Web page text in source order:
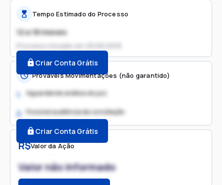
R$Valor da Ação
Valor não informado
Tempo Estimado do Processo
12 a 18 meses
Processo iniciado em
Criar Conta Grátis
Prováveis Movimentações (não garantido)
1. Aguardando análise do juiz
2. Possível audiência de conciliação
Criar Conta Grátis